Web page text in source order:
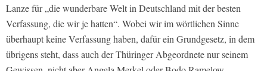
Lanze für „die wunderbare Welt in Deutschland mit der besten
Verfassung, die wir je hatten“. Wobei wir im wörtlichen Sinne
überhaupt keine Verfassung haben, dafür ein Grundgesetz, in dem
übrigens steht, dass auch der Thüringer Abgeordnete nur seinem